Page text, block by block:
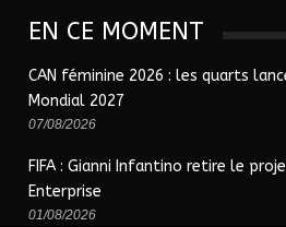
EN CE MOMENT
CAN féminine 2026 : les quarts
Mondial 2027
07/08/2026
FIFA : Gianni Infantino retire le
Enterprise
01/08/2026